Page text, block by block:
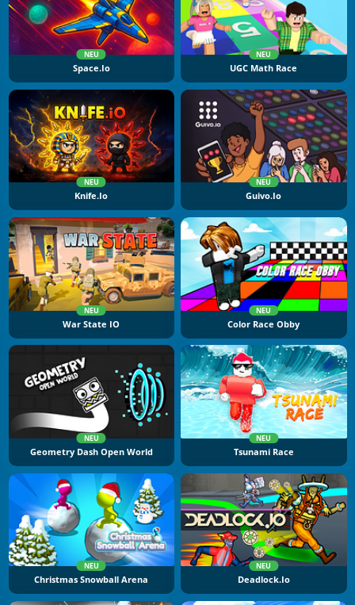
NEU
Space.io
NEU
UGC Math Race
NEU
Knife.io
NEU
Guivo.io
NEU
War State IO
NEU
Color Race Obby
NEU
Geometry Dash Open World
NEU
Tsunami Race
NEU
Christmas Snowball Arena
NEU
Deadlock.io